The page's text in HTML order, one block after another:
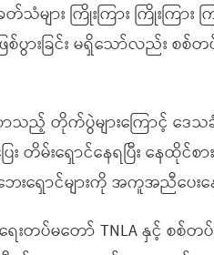
သံများ ကြိုးကြား ကြိုးကြာ
စ်ပွားခြင်း မရှိသော်လည်း စစ်
ာသည့် တိုက်ပွဲများကြောင့် ဒေ
ြေး တိမ်းရှောင်နေရပြီး
ောင်များကို အကူအညီပေးန
တပ်မတော် TNLA နှင့် စစ်တပ်